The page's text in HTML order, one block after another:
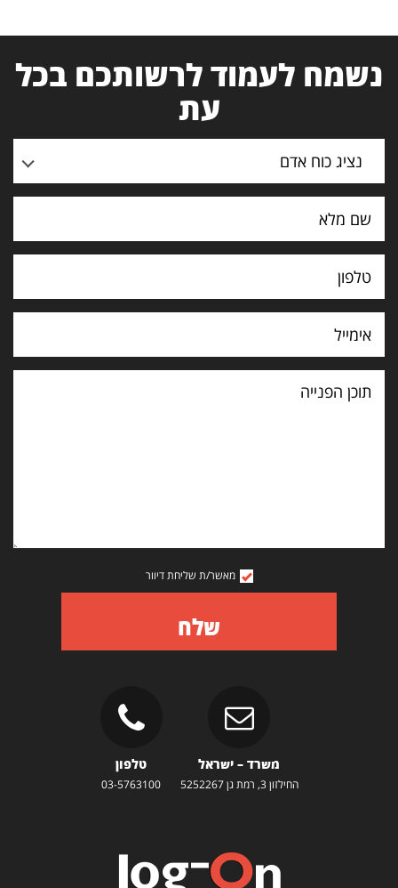
נשמח לעמוד לרשותכם בכל
עת
נציג כוח אדם
תוכן
הפנייה
מאשר/ת שליחת דיוור
שלח
משרד – ישראל
החילזון 3, רמת גן 5252267
טלפון
03-5763100